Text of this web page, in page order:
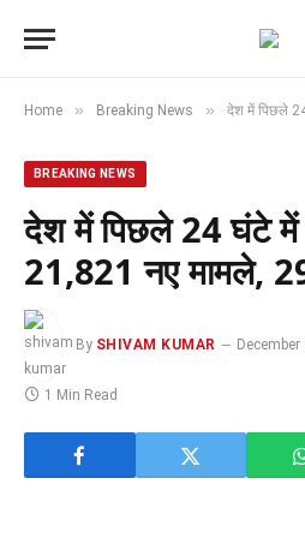
Home » Breaking News » देश में पिछले 24 घंटे
BREAKING NEWS
देश में पिछले 24 घंटे में
21,821 नए मामले,
By SHIVAM KUMAR
1 Min Read